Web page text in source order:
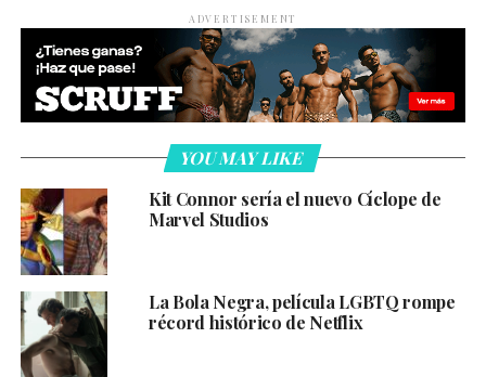
ADVERTISEMENT
YOU MAY LIKE
Kit Connor sería el nuevo Cíclope de
Marvel Studios
La Bola Negra, película LGBTQ rompe
récord histórico de Netflix